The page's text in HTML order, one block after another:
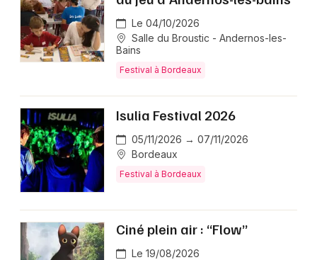
Le 04/10/2026
Salle du Broustic - Andernos-les-
Bains
Festival à Bordeaux
Isulia Festival 2026
05/11/2026 → 07/11/2026
Bordeaux
Festival à Bordeaux
Ciné plein air : “Flow”
Le 19/08/2026